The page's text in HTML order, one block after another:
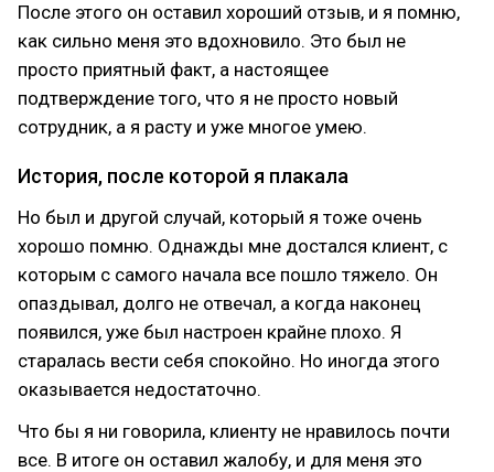
После этого он оставил хороший отзыв, и я помню,
как сильно меня это вдохновило. Это был не
просто приятный факт, а настоящее
подтверждение того, что я не просто новый
сотрудник, а я расту и уже многое умею.
История, после которой я плакала
Но был и другой случай, который я тоже очень
хорошо помню. Однажды мне достался клиент, с
которым с самого начала все пошло тяжело. Он
опаздывал, долго не отвечал, а когда наконец
появился, уже был настроен крайне плохо. Я
старалась вести себя спокойно. Но иногда этого
оказывается недостаточно.
Что бы я ни говорила, клиенту не нравилось почти
все. В итоге он оставил жалобу, и для меня это